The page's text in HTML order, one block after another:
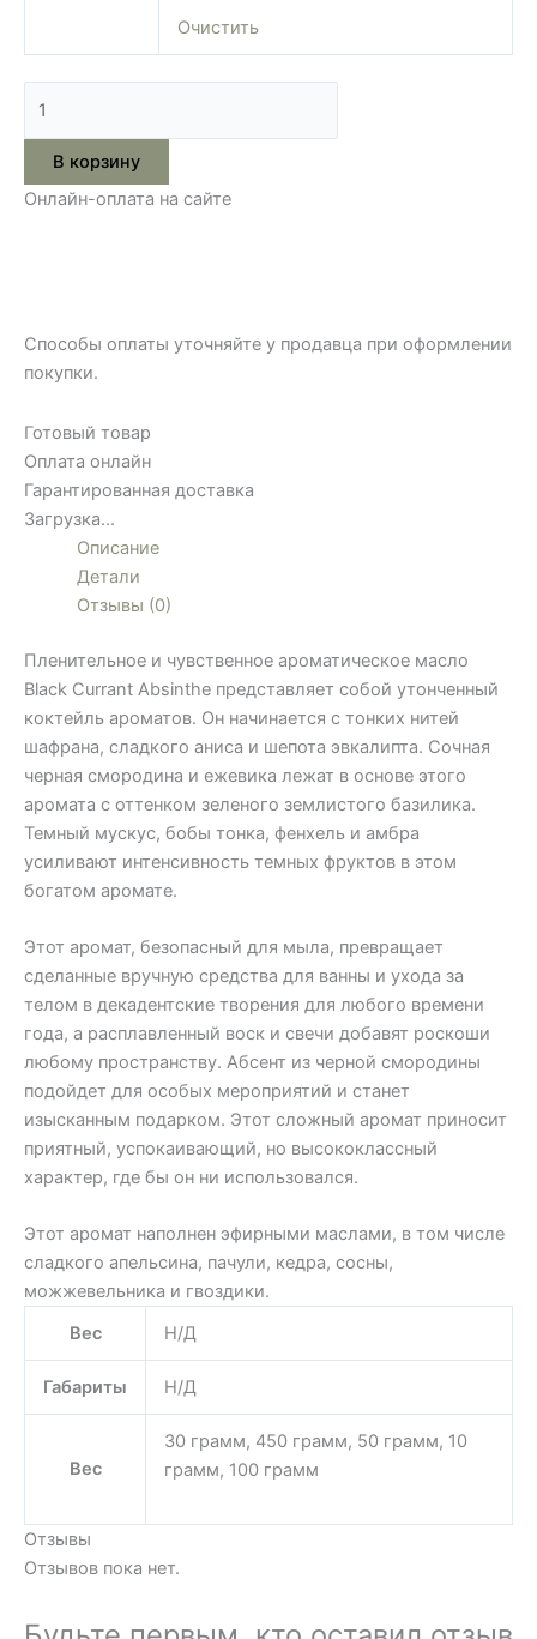
Очистить
В корзину
Онлайн-оплата на сайте
Способы оплаты уточняйте у продавца при оформлении
покупки.
Готовый товар
Оплата онлайн
Гарантированная доставка
Загрузка...
Описание
Детали
Отзывы (0)
Пленительное и чувственное ароматическое масло
Black Currant Absinthe представляет собой утонченный
коктейль ароматов. Он начинается с тонких нитей
шафрана, сладкого аниса и шепота эвкалипта. Сочная
черная смородина и ежевика лежат в основе этого
аромата с оттенком зеленого землистого базилика.
Темный мускус, бобы тонка, фенхель и амбра
усиливают интенсивность темных фруктов в этом
богатом аромате.
Этот аромат, безопасный для мыла, превращает
сделанные вручную средства для ванны и ухода за
телом в декадентские творения для любого времени
года, а расплавленный воск и свечи добавят роскоши
любому пространству. Абсент из черной смородины
подойдет для особых мероприятий и станет
изысканным подарком. Этот сложный аромат приносит
приятный, успокаивающий, но высококлассный
характер, где бы он ни использовался.
Этот аромат наполнен эфирными маслами, в том числе
сладкого апельсина, пачули, кедра, сосны,
можжевельника и гвоздики.
Вес
Н/Д
Габариты Н/Д
Вес
30 грамм, 450 грамм, 50 грамм, 10
грамм, 100 грамм
Отзывы
Отзывов пока нет.